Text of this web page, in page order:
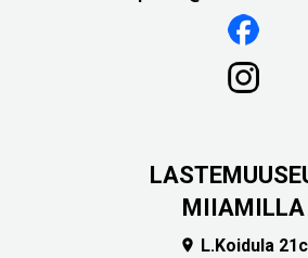
MIIAMILLA
 L.Koidula 21c